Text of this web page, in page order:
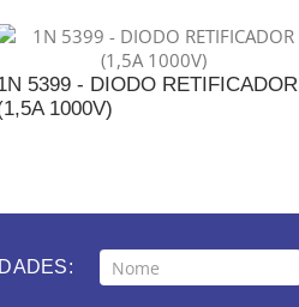
5399 - DIODO RETIFICADOR
1000V)